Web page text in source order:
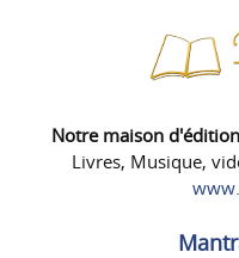
Notre maison
Livres, Musique,